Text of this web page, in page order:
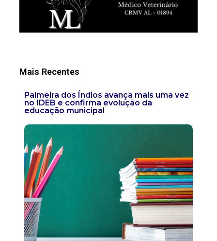
Mais Recentes
Palmeira dos Índios avança mais uma vez
no IDEB e confirma evolução da
educação municipal